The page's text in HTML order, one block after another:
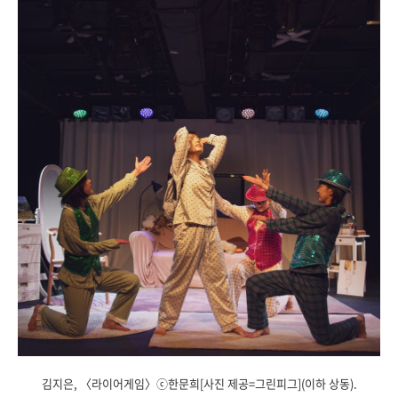
김지은, 〈라이어게임〉ⓒ한문희[사진 제공=그린피그](이하 상동).